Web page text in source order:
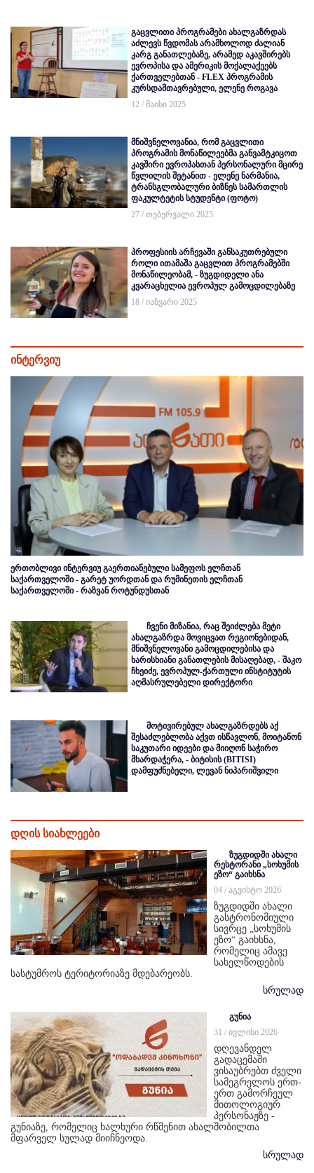
გაცვლითი პროგრამები ახალგაზრდას
აძლევს წვდომას არამხოლოდ ძალიან
კარგ განათლებაზე, არამედ აკავშირებს
ევროპისა და ამერიკის მოქალაქეებს
ქართველებთან - FLEX პროგრამის
კურსდამთავრებული, ელენე როგავა
12 / მაისი 2025
მნიშვნელოვანია, რომ გაცვლითი
პროგრამის მონაწილეებმა განვამტკიცოთ
კავშირი ევროპასთან პერსონალური მცირე
წვლილის შეტანით - ელენე ნარმანია,
ტრანსგლობალური ბიზნეს სამართლის
ფაკულტეტის სტუდენტი (ფოტო)
27 / თებერვალი 2025
პროფესიის არჩევაში განსაკუთრებული
როლი ითამაშა გაცვლით პროგრამებში
მონაწილეობამ, - ზუგდიდელი ანა
კვარაცხელია ევროპულ გამოცდილებაზე
18 / იანვარი 2025
ინტერვიუ
ერთობლივი ინტერვიუ გაერთიანებული სამეფოს ელჩთან
საქართველოში - გარეტ უორდთან და რუმინეთის ელჩთან
საქართველოში - რაზვან როტუნდუსთან
ჩვენი მიზანია, რაც შეიძლება მეტი
ახალგაზრდა მოვიცვათ რეგიონებიდან,
მნიშვნელოვანი გამოცდილებისა და
ხარისხიანი განათლების მისაღებად, - შაკო
ჩხეიძე, ევროპულ-ქართული ინსტიტუტის
აღმასრულებელი დირექტორი
მოტივირებულ ახალგაზრდებს აქ
შესაძლებლობა აქვთ ისწავლონ, მოიტანონ
საკუთარი იდეები და მიიღონ საჭირო
მხარდაჭერა, - ბიტისის (BITISI)
დამფუძნებელი, ლევან ნიპარიშვილი
დღის სიახლეები
ზუგდიდში ახალი
რესტორანი „სოხუმის
ეზო“ გაიხსნა
04 / აგვისტო 2026
ზუგდიდში ახალი
გასტრონომიული
სივრცე „სოხუმის
ეზო“ გაიხსნა,
რომელიც ამავე
სახელწოდების
სასტუმროს ტერიტორიაზე მდებარეობს.
სრულად
გუნია
31 / ივლისი 2026
დღევანდელ
გადაცემაში
ვისაუბრებთ ძველი
სამეგრელოს ერთ-
ერთ გამორჩეულ
მითოლოგიურ
პერსონაჟზე -
გუნიაზე, რომელიც ხალხური რწმენით ახალშობილთა
მფარველ სულად მიიჩნეოდა.
სრულად